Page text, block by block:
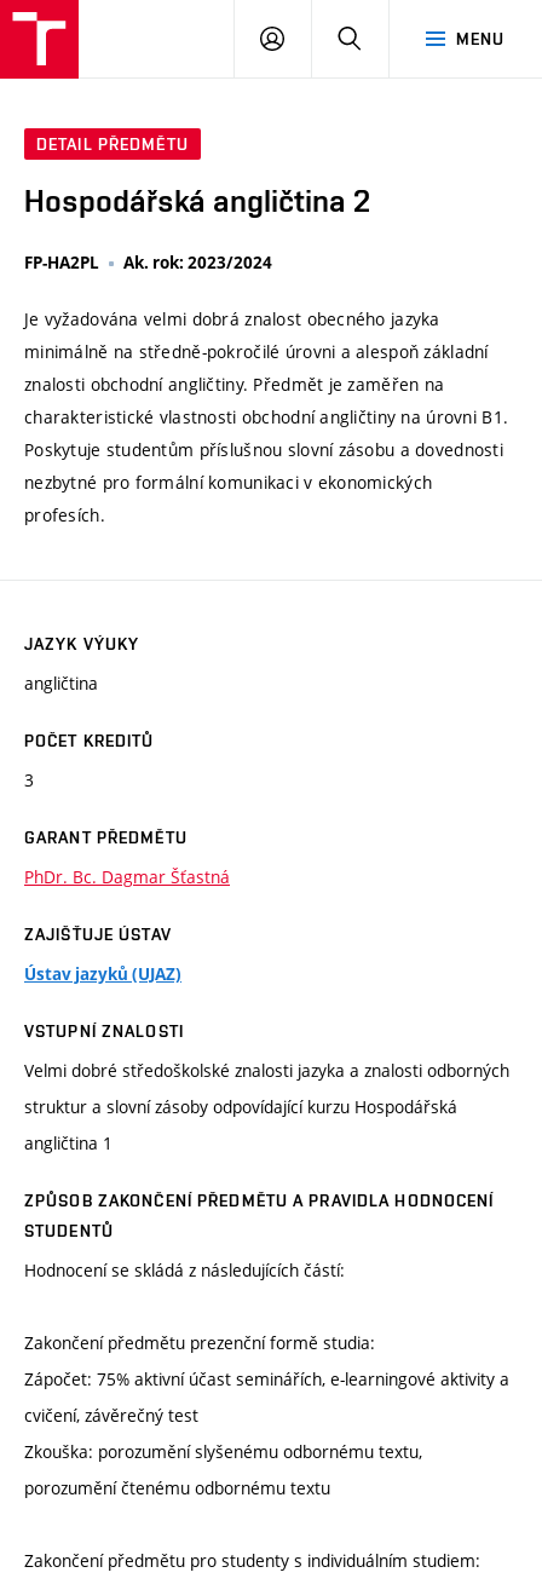
MENU
PŘIHLÁSIT
DETAIL PŘEDMĚTU
Hospodářská angličtina 2
FP-HA2PL Ak. rok: 2023/2024
Je vyžadována velmi dobrá znalost obecného jazyka
minimálně na středně-pokročilé úrovni a alespoň základní
znalosti obchodní angličtiny. Předmět je zaměřen na
charakteristické vlastnosti obchodní angličtiny na úrovni B1.
Poskytuje studentům příslušnou slovní zásobu a dovednosti
nezbytné pro formální komunikaci v ekonomických
profesích.
JAZYK VÝUKY
angličtina
POČET KREDITŮ
3
GARANT PŘEDMĚTU
PhDr. Bc. Dagmar Šťastná
ZAJIŠŤUJE ÚSTAV
Ústav jazyků (UJAZ)
VSTUPNÍ ZNALOSTI
Velmi dobré středoškolské znalosti jazyka a znalosti odborných
struktur a slovní zásoby odpovídající kurzu Hospodářská
angličtina 1
ZPŮSOB ZAKONČENÍ PŘEDMĚTU A PRAVIDLA HODNOCENÍ
STUDENTŮ
Hodnocení se skládá z následujících částí:
Zakončení předmětu prezenční formě studia:
Zápočet: 75% aktivní účast seminářích, e-learningové aktivity a
cvičení, závěrečný test
Zkouška: porozumění slyšenému odbornému textu,
porozumění čtenému odbornému textu
Zakončení předmětu pro studenty s individuálním studiem: